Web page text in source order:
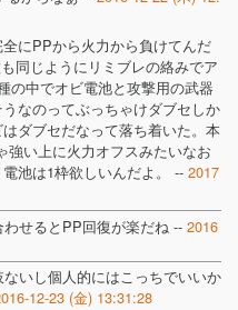
にPPから火力から負けてんだ
同じようにリミブレの絡みでア
の中でオビ電池と攻撃用の武器
なのってぶっちゃけダブセしか
ダブセだなって落ち着いた。本
強い上に火力オフスみたいなお
池は1枠欲しいんだよ。 -- 2017
せるとPP回復が楽だね -- 2016
いし個人的にはこっちでいいか
12-23 (金) 13:31:28